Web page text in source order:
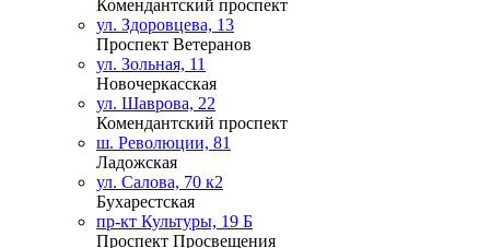
Комендантский проспект
ул. Здоровцева, 13
Проспект Ветеранов
ул. Зольная, 11
Новочеркасская
ул. Шаврова, 22
Комендантский проспект
ш. Революции, 81
Ладожская
ул. Салова, 70 к2
Бухарестская
пр-кт Культуры, 19 Б
Проспект Просвещения